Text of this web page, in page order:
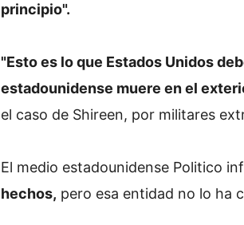
principio".
"Esto es lo que Estados Unidos
estadounidense muere en el
el caso de Shireen, por militares
El medio estadounidense Politico
hechos, pero esa entidad no lo ha